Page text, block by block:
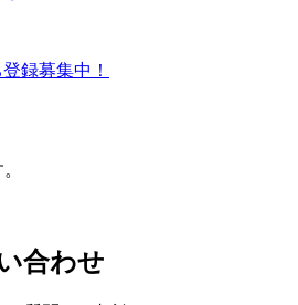
録募集中！
合わせ